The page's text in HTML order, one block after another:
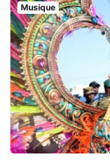
Musique